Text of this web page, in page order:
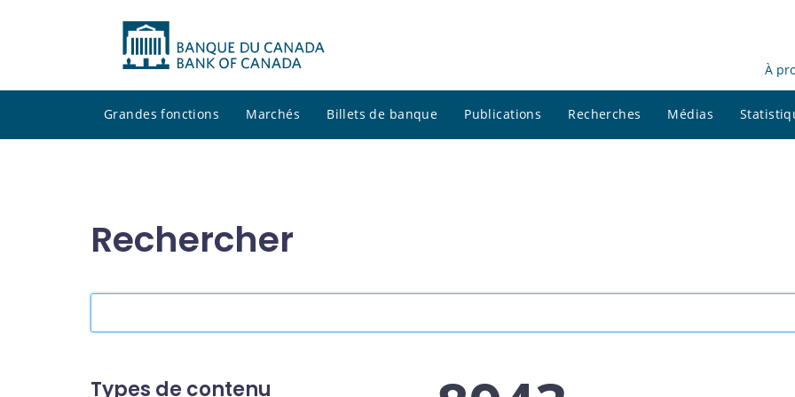
À
Grandes fonctions Marchés Billets de banque Publications Recherches Médias
Rechercher
site
Types de contenu